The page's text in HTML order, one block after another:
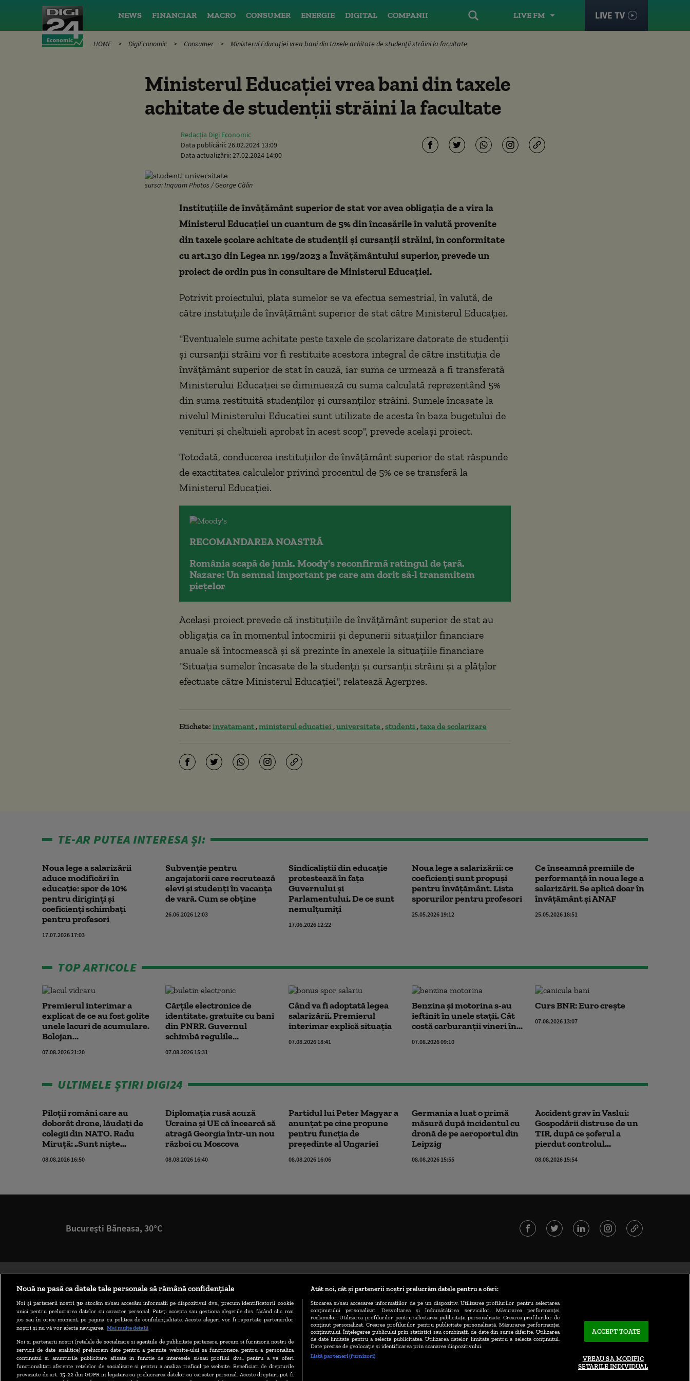
LIVE FM LIVE TV
NEWS FINANCIAR MACRO CONSUMER ENERGIE DIGITAL COMPANII
HOME DigiEconomic Consumer Ministerul Educației vrea bani din taxele achitate de studenții străini la facultate
Ministerul Educației vrea bani din taxele
achitate de studenții străini la facultate
Redacția Digi Economic
Data publicării:26.02.2024 13:09
Data actualizării:27.02.2024 14:00
sursa: Inquam Photos / George Călin
Instituţiile de învăţământ superior de stat vor avea obligaţia de a vira la
Ministerul Educaţiei un cuantum de 5% din încasările în valută provenite
din taxele şcolare achitate de studenţii şi cursanţii străini, în conformitate
cu art.130 din Legea nr. 199/2023 a Învăţământului superior, prevede un
proiect de ordin pus în consultare de Ministerul Educaţiei.
Potrivit proiectului, plata sumelor se va efectua semestrial, în valută, de
către instituţiile de învăţământ superior de stat către Ministerul Educaţiei.
"Eventualele sume achitate peste taxele de şcolarizare datorate de studenţii
şi cursanţii străini vor fi restituite acestora integral de către instituţia de
învăţământ superior de stat în cauză, iar suma ce urmează a fi transferată
Ministerului Educaţiei se diminuează cu suma calculată reprezentând 5%
din suma restituită studenţilor şi cursanţilor străini. Sumele încasate la
nivelul Ministerului Educaţiei sunt utilizate de acesta în baza bugetului de
venituri şi cheltuieli aprobat în acest scop", prevede acelaşi proiect.
Totodată, conducerea instituţiilor de învăţământ superior de stat răspunde
de exactitatea calculelor privind procentul de 5% ce se transferă la
Ministerul Educaţiei.
RECOMANDAREA NOASTRĂ
România scapă de junk. Moody's reconfirmă ratingul de țară.
Nazare: Un semnal important pe care am dorit să-l transmitem
piețelor
Acelaşi proiect prevede că instituţiile de învăţământ superior de stat au
obligaţia ca în momentul întocmirii şi depunerii situaţiilor financiare
anuale să întocmească şi să prezinte în anexele la situaţiile financiare
"Situaţia sumelor încasate de la studenţii şi cursanţii străini şi a plăţilor
efectuate către Ministerul Educaţiei", relatează Agerpres.
Etichete: invatamant ministerul educatiei universitate studenti taxa de scolarizare
TE-AR PUTEA INTERESA ȘI:
Noua lege a salarizării
aduce modificări în
educație: spor de 10%
pentru diriginți și
coeficienți schimbați
pentru profesori
17.07.2026 17:03
Subvenție pentru
angajatorii care recrutează
elevi și studenți în vacanța
de vară. Cum se obține
26.06.2026 12:03
Sindicaliștii din educație
protestează în fața
Guvernului și
Parlamentului. De ce sunt
nemulțumiți
17.06.2026 12:22
Noua lege a salarizării: ce
coeficienți sunt propuși
pentru învățământ. Lista
sporurilor pentru profesori
25.05.2026 19:12
Ce înseamnă premiile de
performanță în noua lege a
salarizării. Se aplică doar în
învățământ și ANAF
25.05.2026 18:51
TOP ARTICOLE
Premierul interimar a
explicat de ce au fost golite
unele lacuri de acumulare.
Bolojan...
07.08.2026 21:20
Cărțile electronice de
identitate, gratuite cu bani
din PNRR. Guvernul
schimbă regulile...
07.08.2026 15:31
Când va fi adoptată legea
salarizării. Premierul
interimar explică situația
07.08.2026 18:41
Benzina și motorina s-au
ieftinit în unele stații. Cât
costă carburanții vineri în...
07.08.2026 09:10
Curs BNR: Euro crește
07.08.2026 13:07
ULTIMELE ȘTIRI DIGI24
Piloții români care au
doborât drone, lăudați de
colegii din NATO. Radu
Miruță: „Sunt niște...
08.08.2026 16:50
Diplomaţia rusă acuză
Ucraina şi UE că încearcă să
atragă Georgia într-un nou
război cu Moscova
08.08.2026 16:40
Partidul lui Peter Magyar a
anunțat pe cine propune
pentru funcția de
președinte al Ungariei
08.08.2026 16:06
Germania a luat o primă
măsură după incidentul cu
dronă de pe aeroportul din
Leipzig
08.08.2026 15:55
Accident grav în Vaslui:
Gospodării distruse de un
TIR, după ce șoferul a
pierdut controlul...
08.08.2026 15:54
București Băneasa, 30°C
TERMENE ȘI CONDIȚII POLITICA DE CONFIDENȚIALITATE
ABONARE DIGI TV
Nouă ne pasă ca datele tale personale să rămână confidențiale
Noi și partenerii noștri30 stocăm și/sau accesăm informații pe dispozitivul dvs., precum identificatorii cookie
unici pentru prelucrarea datelor cu caracter personal. Puteți accepta sau gestiona alegerile dvs. făcând clic mai
jos sau în orice moment, pe pagina cu politica de confidențialitate. Aceste alegeri vor fi raportate partenerilor
noștri și nu vă vor afecta navigarea. Mai multe detalii
Noi si partenerii nostri (retelele de socializare si agentiile de publicitate partenere, precum si furnizorii nostri de
servicii de date analitice) prelucram date pentru a permite website-ului sa functioneze, pentru a personaliza
continutul si anunturile publicitare afisate in functie de interesele si/sau profilul dvs., pentru a va oferi
functionalitati aferente retelelor de socializare si pentru a analiza traficul pe website. Beneficiati de drepturile
prevazute de art. 15-22 din GDPR in legatura cu prelucrarea datelor cu caracter personal. Aceste drepturi pot fi
Atât noi, cât și partenerii noștri prelucrăm datele pentru a oferi:
Stocarea și/sau accesarea informațiilor de pe un dispozitiv. Utilizarea profilurilor pentru selectarea
conținutului personalizat. Dezvoltarea și îmbunătățirea serviciilor. Măsurarea performanței
reclamelor. Utilizarea profilurilor pentru selectarea publicității personalizate. Crearea profilurilor de
conținut personalizat. Crearea profilurilor pentru publicitate personalizată. Măsurarea performanței
conținutului. Înțelegerea publicului prin statistici sau combinații de date din surse diferite. Utilizarea
de date limitate pentru a selecta publicitatea. Utilizarea datelor limitate pentru a selecta conținutul.
Date precise de geolocație și identificarea prin scanarea dispozitivului.
Listă parteneri (furnizori)
ACCEPT TOATE
VREAU SA MODIFIC
SETARILE INDIVIDUAL